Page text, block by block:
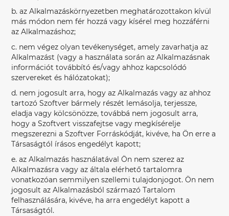
b. az Alkalmazáskörnyezetben meghatározottakon kívül
más módon nem fér hozzá vagy kísérel meg hozzáférni
az Alkalmazáshoz;
c. nem végez olyan tevékenységet, amely zavarhatja az
Alkalmazást (vagy a használata során az Alkalmazásnak
információt továbbító és/vagy ahhoz kapcsolódó
szervereket és hálózatokat);
d. nem jogosult arra, hogy az Alkalmazás vagy az ahhoz
tartozó Szoftver bármely részét lemásolja, terjessze,
eladja vagy kölcsönözze, továbbá nem jogosult arra,
hogy a Szoftvert visszafejtse vagy megkísérelje
megszerezni a Szoftver Forráskódját, kivéve, ha Ön erre a
Társaságtól írásos engedélyt kapott;
e. az Alkalmazás használatával Ön nem szerez az
Alkalmazásra vagy az általa elérhető tartalomra
vonatkozóan semmilyen szellemi tulajdonjogot. Ön nem
jogosult az Alkalmazásból származó Tartalom
felhasználására, kivéve, ha arra engedélyt kapott a
Társaságtól.